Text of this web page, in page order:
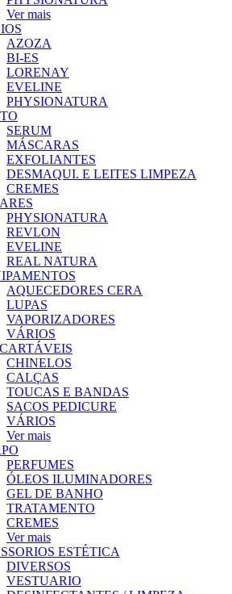
Ver mais
AZOZA
BI-ES
LORENAY
EVELINE
PHYSIONATURA
SERUM
MÁSCARAS
EXFOLIANTES
DESMAQUI. E LEITES LIMPEZA
CREMES
PHYSIONATURA
REVLON
EVELINE
REAL NATURA
AQUECEDORES CERA
LUPAS
VAPORIZADORES
VÁRIOS
CHINELOS
CALÇAS
TOUCAS E BANDAS
SACOS PEDICURE
VÁRIOS
Ver mais
PERFUMES
ÓLEOS ILUMINADORES
GEL DE BANHO
TRATAMENTO
CREMES
Ver mais
ESTÉTICA
DIVERSOS
VESTUARIO